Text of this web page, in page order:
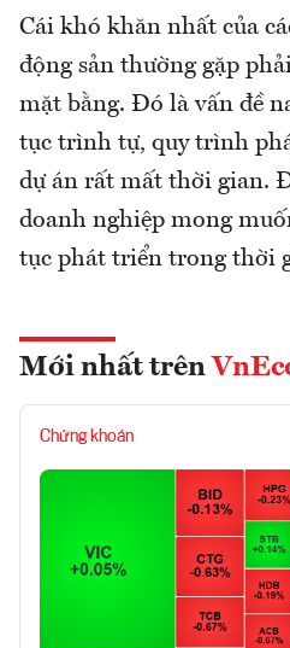
Cái khó khăn nhất của
động sản thường gặp
mặt bằng. Đó là vấn đề
tục trình tự, quy trình
dự án rất mất thời gian.
doanh nghiệp mong
tục phát triển trong thời
Mới nhất trên
Chứng khoán